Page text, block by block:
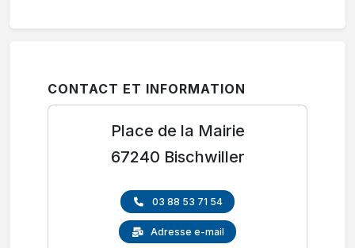
CONTACT ET INFORMATION
Place de la Mairie
67240 Bischwiller
03 88 53 71 54
Adresse e-mail